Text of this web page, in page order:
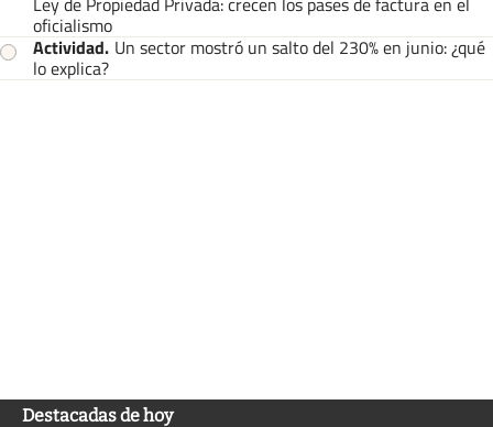
oficialismo
Actividad. Un sector mostró un salto del 230% en junio: ¿qué
lo explica?
Destacadas de hoy